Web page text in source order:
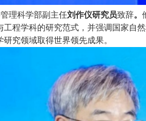
理科学部副主任刘作仪研究员致辞。
工程学科的研究范式，并强调 国家自
究领域取得世界领先成果。